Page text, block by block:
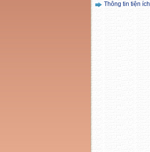
Thông tin tiện ích